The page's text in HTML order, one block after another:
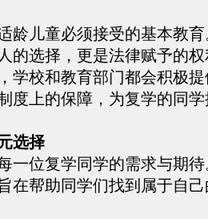
龄儿童必须接受的基本教
的选择，更是法律赋予的
学校和教育部门都会积极
度上的保障，为复学的同
选择
一位复学同学的需求与期
在帮助同学们找到属于自